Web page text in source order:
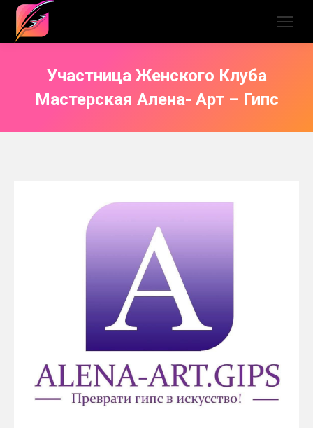
Участница Женского Клуба
Мастерская Алена- Арт – Гипс